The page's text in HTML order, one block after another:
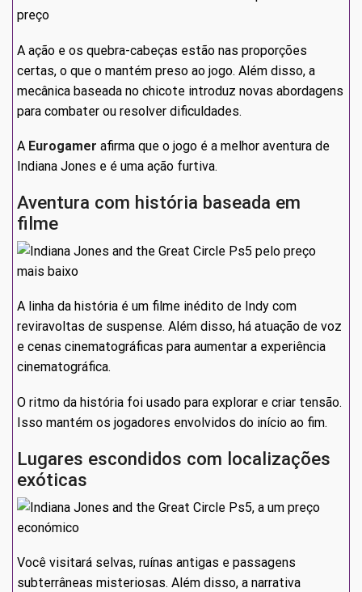
A ação e os quebra-cabeças estão nas proporções
certas, o que o mantém preso ao jogo. Além disso, a
mecânica baseada no chicote introduz novas abordagens
para combater ou resolver dificuldades.
A Eurogamer afirma que o jogo é a melhor aventura de
Indiana Jones e é uma ação furtiva.
Aventura com história baseada em
filme
A linha da história é um filme inédito de Indy com
reviravoltas de suspense. Além disso, há atuação de voz
e cenas cinematográficas para aumentar a experiência
cinematográfica.
O ritmo da história foi usado para explorar e criar tensão.
Isso mantém os jogadores envolvidos do início ao fim.
Lugares escondidos com localizações
exóticas
Você visitará selvas, ruínas antigas e passagens
subterrâneas misteriosas. Além disso, a narrativa